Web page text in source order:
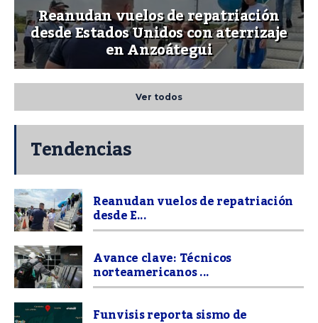
Reanudan vuelos de repatriación
desde Estados Unidos con aterrizaje
en Anzoátegui
Ver todos
Tendencias
Reanudan vuelos de repatriación
desde E...
Avance clave: Técnicos
norteamericanos ...
Funvisis reporta sismo de